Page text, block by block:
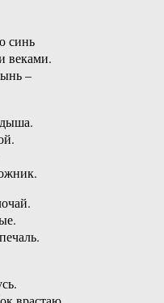
синь
веками.
–